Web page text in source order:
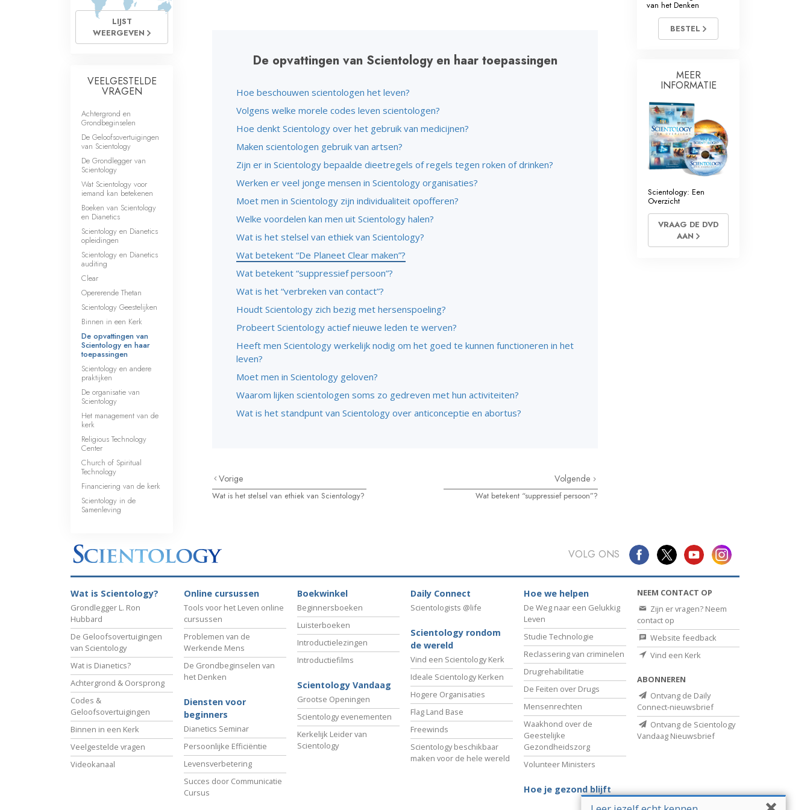
Oplossingen voor het Drugsprobleem
Hulpmiddelen bij het Dagelijks Werk
De Oorzaak van Onderdrukking
Feitenonderzoek
De Grondbeginselen van Organiseren
De Grondslagen van Public Relations
Taakstellingen en Doelen
De Technologie van Studeren
De opvattingen van Scientology en haar toepassingen
Hoe beschouwen scientologen het leven?
Volgens welke morele codes leven scientologen?
Hoe denkt Scientology over het gebruik van medicijnen?
Maken scientologen gebruik van artsen?
Zijn er in Scientology bepaalde dieetregels of regels tegen roken of drinken?
Werken er veel jonge mensen in Scientology organisaties?
Moet men in Scientology zijn individualiteit opofferen?
Welke voordelen kan men uit Scientology halen?
Wat is het stelsel van ethiek van Scientology?
Wat betekent “De Planeet Clear maken”?
Wat betekent “suppressief persoon”?
Wat is het “verbreken van contact”?
Houdt Scientology zich bezig met hersenspoeling?
Probeert Scientology actief nieuwe leden te werven?
Heeft men Scientology werkelijk nodig om het goed te kunnen functioneren in het
leven?
Moet men in Scientology geloven?
Waarom lijken scientologen soms zo gedreven met hun activiteiten?
Wat is het standpunt van Scientology over anticonceptie en abortus?
Vorige
Wat is het stelsel van ethiek van Scientology?
Volgende
Wat betekent “suppressief persoon”?
LIJST
WEERGEVEN
VEELGESTELDE
VRAGEN
Achtergrond en
Grondbeginselen
De Geloofsovertuigingen
van Scientology
De Grondlegger van
Scientology
Wat Scientology voor
iemand kan betekenen
Boeken van Scientology
en Dianetics
Scientology en Dianetics
opleidingen
Scientology en Dianetics
auditing
Clear
Opererende Thetan
Scientology Geestelijken
Binnen in een Kerk
De opvattingen van
Scientology en haar
toepassingen
Scientology en andere
praktijken
De organisatie van
Scientology
Het management van de
kerk
Religious Technology
Center
Church of Spiritual
Technology
Financiering van de kerk
Scientology in de
Samenleving
van het Denken
BESTEL
MEER
INFORMATIE
Scientology: Een
Overzicht
VRAAG DE DVD
AAN
VOLG ONS
Wat is Scientology?
Grondlegger L. Ron
Hubbard
De Geloofsovertuigingen
van Scientology
Wat is Dianetics?
Achtergrond & Oorsprong
Codes &
Geloofsovertuigingen
Binnen in een Kerk
Veelgestelde vragen
Videokanaal
Online cursussen
Tools voor het Leven online
cursussen
Problemen van de
Werkende Mens
De Grondbeginselen van
het Denken
Diensten voor
beginners
Dianetics Seminar
Persoonlijke Efficiëntie
Levensverbetering
Succes door Communicatie
Cursus
Boekwinkel
Beginnersboeken
Luisterboeken
Introductielezingen
Introductiefilms
Scientology Vandaag
Grootse Openingen
Scientology evenementen
Kerkelijk Leider van
Scientology
Daily Connect
Scientologists @life
Scientology rondom
de wereld
Vind een Scientology Kerk
Ideale Scientology Kerken
Hogere Organisaties
Flag Land Base
Freewinds
Scientology beschikbaar
maken voor de hele wereld
Hoe we helpen
De Weg naar een Gelukkig
Leven
Studie Technologie
Reclassering van criminelen
Drugrehabilitatie
De Feiten over Drugs
Mensenrechten
Waakhond over de
Geestelijke
Gezondheidszorg
Volunteer Ministers
Hoe je gezond blijft
NEEM CONTACT OP
Zijn er vragen? Neem
contact op
Website feedback
Vind een Kerk
ABONNEREN
Ontvang de Daily
Connect-nieuwsbrief
Ontvang de Scientology
Vandaag Nieuwsbrief